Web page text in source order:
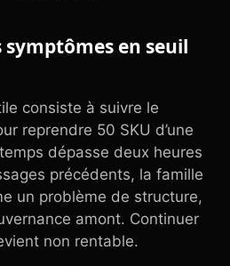
en seuil
consiste à suivre le
reprendre 50 SKU d’une
dépasse deux heures
précédents, la famille
un problème de structure,
amont. Continuer
non rentable.